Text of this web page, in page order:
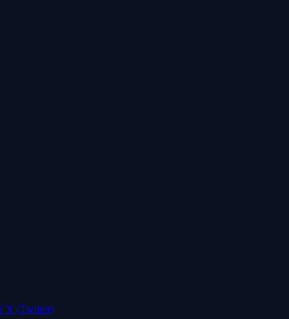
X (Twitter)